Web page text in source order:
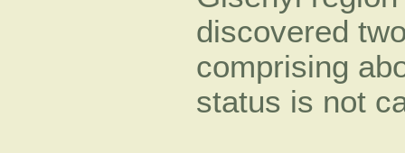
discovered
comprising
status is not